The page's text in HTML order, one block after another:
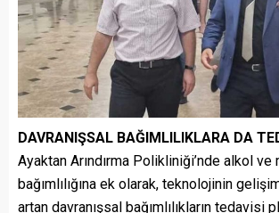
DAVRANIŞSAL BAĞIMLILIKLARA DA
Ayaktan Arındırma Polikliniği’nde alkol ve
bağımlılığına ek olarak, teknolojinin
artan davranışsal bağımlılıkların tedavisi